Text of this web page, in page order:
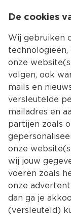
Laatste
unieke
De cookies
Wij gebruiken
onze
volgen, ook
mails en
versleutelde
mailadres en
partijen zoals
onze
wij jouw
voeren zoals
onze
dan ga je
(versleuteld)